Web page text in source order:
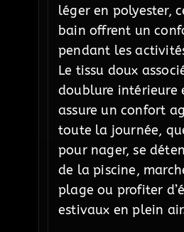
léger en polyester,
bain offrent un
pendant les
Le tissu doux
doublure intérieure
assure un confort
toute la journée,
pour nager, se
de la piscine,
plage ou profiter
estivaux en plein